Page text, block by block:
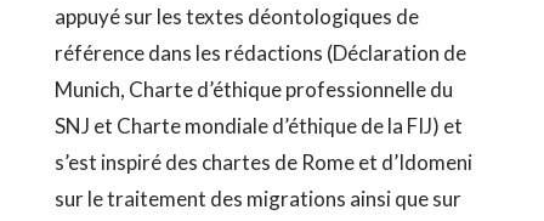
appuyé sur les textes déontologiques de
référence dans les rédactions (Déclaration de
Munich, Charte d’éthique professionnelle du
SNJ et Charte mondiale d’éthique de la FIJ) et
s’est inspiré des chartes de Rome et d’Idomeni
sur le traitement des migrations ainsi que sur